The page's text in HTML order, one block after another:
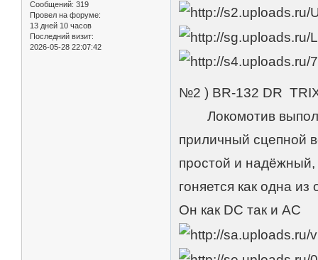
Сообщений: 319
Провел на форуме:
13 дней 10 часов
Последний визит:
2026-05-28 22:07:42
№2 ) BR-132 DR
Локомотив
приличный сцепной
простой и надёжный,
гоняется как одна
Он как DC так и AC